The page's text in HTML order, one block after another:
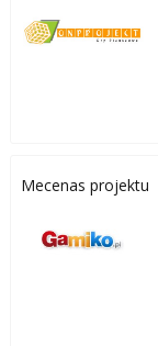
Mecenas projektu